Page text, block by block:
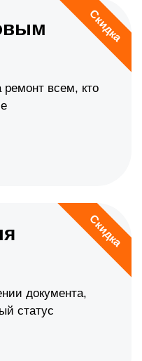
Скидка
ремонт всем, кто
Скидка
документа,
статус